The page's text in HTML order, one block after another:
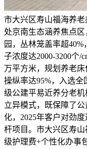
市大兴区寿山福海养
处京南生态涵养焦点
园，丛林笼盖率超
子浓度达2000-3200个/
万平方米，规划养老床
操纵率达95%，入选
级公建平易近养分老
立异模式，既保障了
化，2025年客户对劲
杆项目。市大兴区寿
级护理费+个性化办事